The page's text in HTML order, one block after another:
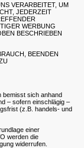
VERARBEITET, UM
JEDERZEIT
WERBUNG
BESCHRIEBEN
BEENDEN
bemisst sich anhand
– sofern einschlägig –
(z.B. handels- und
einer
werden die
widerrufen.